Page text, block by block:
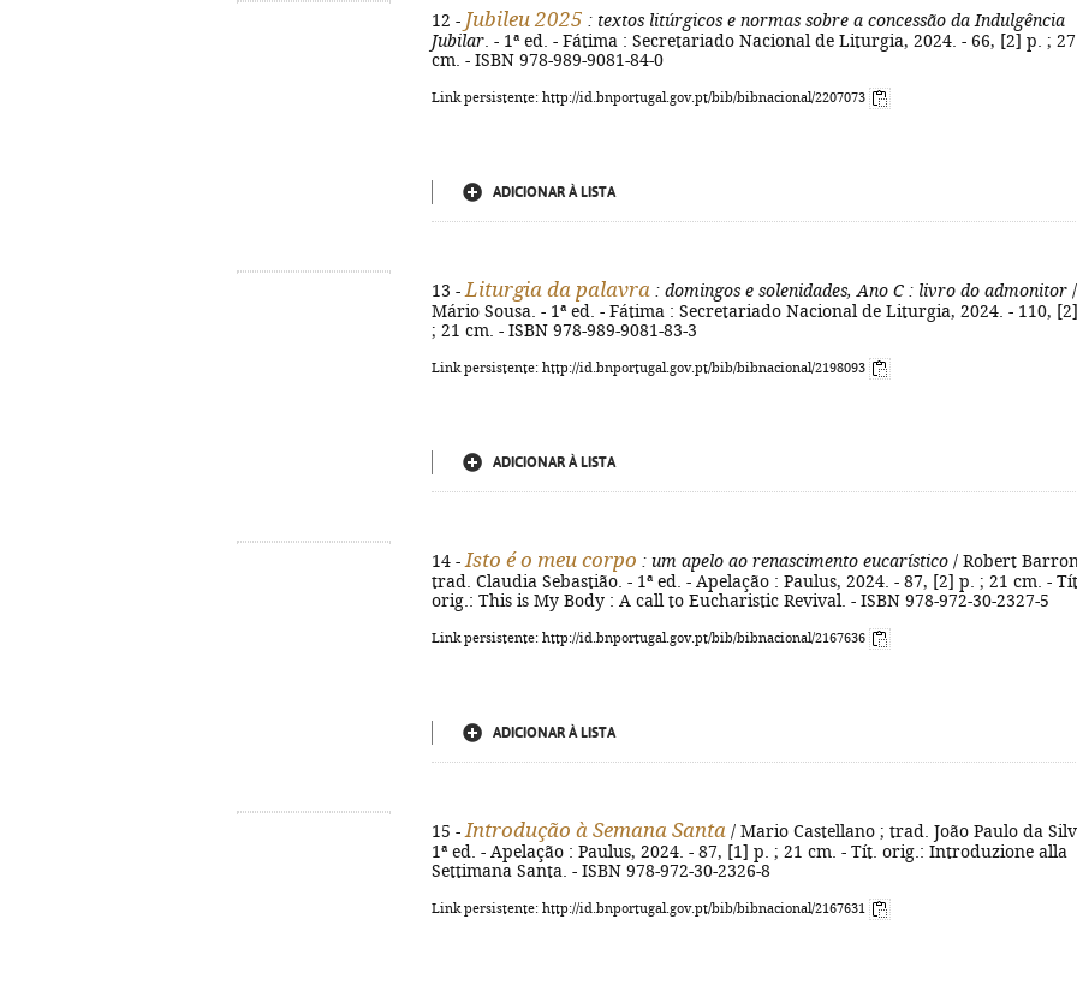
12 - Jubileu 2025 : textos litúrgicos e normas sobre a concessão da Indulgência
Jubilar . - 1ª ed. - Fátima : Secretariado Nacional de Liturgia, 2024. - 66, [2] p. ; 27
cm. - ISBN 978-989-9081-84-0
Link persistente: http://id.bnportugal.gov.pt/bib/bibnacional/2207073
ADICIONAR À LISTA
13 - Liturgia da palavra : domingos e solenidades, Ano C : livro do admonitor /
Mário Sousa. - 1ª ed. - Fátima : Secretariado Nacional de Liturgia, 2024. - 110,
; 21 cm. - ISBN 978-989-9081-83-3
Link persistente: http://id.bnportugal.gov.pt/bib/bibnacional/2198093
ADICIONAR À LISTA
14 - Isto é o meu corpo : um apelo ao renascimento eucarístico / Robert
trad. Claudia Sebastião. - 1ª ed. - Apelação : Paulus, 2024. - 87, [2] p. ; 21 cm. -
orig.: This is My Body : A call to Eucharistic Revival. - ISBN 978-972-30-2327-5
Link persistente: http://id.bnportugal.gov.pt/bib/bibnacional/2167636
ADICIONAR À LISTA
15 - Introdução à Semana Santa / Mario Castellano ; trad. João Paulo da
1ª ed. - Apelação : Paulus, 2024. - 87, [1] p. ; 21 cm. - Tít. orig.: Introduzione alla
Settimana Santa. - ISBN 978-972-30-2326-8
Link persistente: http://id.bnportugal.gov.pt/bib/bibnacional/2167631